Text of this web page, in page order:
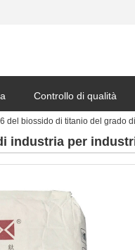
Controllo di qualità
del biossido di titanio del grado
industria per